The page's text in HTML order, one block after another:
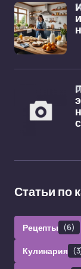
Статьи по
Рецепты (6)
Кулинария